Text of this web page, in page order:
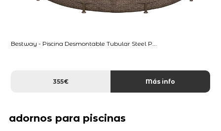
Bestway - Piscina Desmontable Tubular Steel P...
355€ Más info
adornos para piscinas